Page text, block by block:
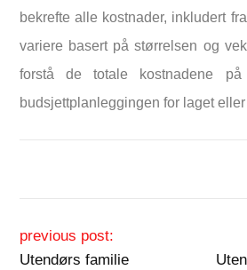
bekrefte alle kostnader, inkludert
variere basert på størrelsen og
forstå de totale kostnadene
budsjettplanleggingen for laget
Post navigation
previous post:
Utendørs familie